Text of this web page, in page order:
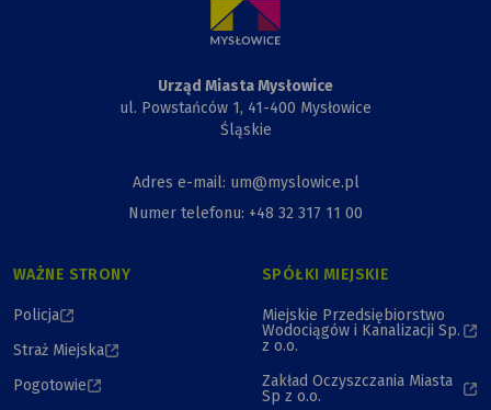
Urząd Miasta Mysłowice
ul. Powstańców 1, 41-400 Mysłowice
Śląskie
Adres e-mail: um@myslowice.pl
Numer telefonu: +48 32 317 11 00
WAŻNE STRONY
Policja
Straż Miejska
Pogotowie
SPÓŁKI MIEJSKIE
Miejskie Przedsiębiorstwo
Wodociągów i Kanalizacji Sp.
z o.o.
Zakład Oczyszczania Miasta
Sp z o.o.